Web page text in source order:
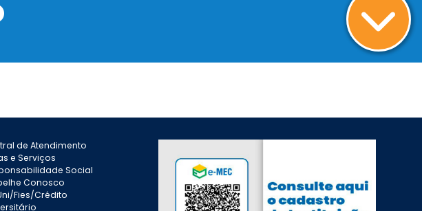
de Atendimento
e Serviços
Social
Conosco
Fies/Crédito